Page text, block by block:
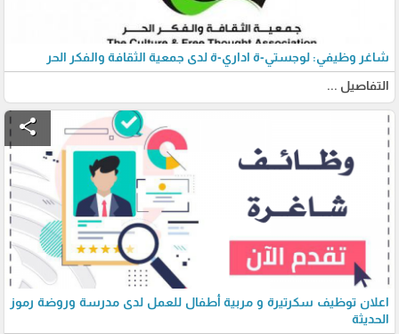
شاغر وظيفي: لوجستي-ة اداري-ة لدى جمعية الثقافة والفكر الحر
التفاصيل ...
share
اعلان توظيف سكرتيرة و مربية أطفال للعمل لدى مدرسة وروضة رموز
الحديثة